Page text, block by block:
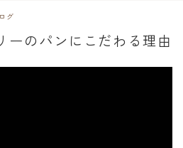
グ
ーのパンにこだわる理由